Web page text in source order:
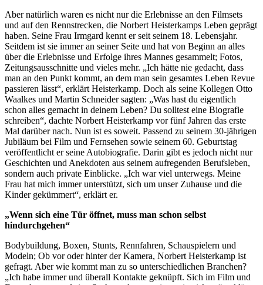
Aber natürlich waren es nicht nur die Erlebnisse an den Filmsets
und auf den Rennstrecken, die Norbert Heisterkamps Leben geprägt
haben. Seine Frau Irmgard kennt er seit seinem 18. Lebensjahr.
Seitdem ist sie immer an seiner Seite und hat von Beginn an alles
über die Erlebnisse und Erfolge ihres Mannes gesammelt; Fotos,
Zeitungsausschnitte und vieles mehr. „Ich hätte nie gedacht, dass
man an den Punkt kommt, an dem man sein gesamtes Leben Revue
passieren lässt“, erklärt Heisterkamp. Doch als seine Kollegen Otto
Waalkes und Martin Schneider sagten: „Was hast du eigentlich
schon alles gemacht in deinem Leben? Du solltest eine Biografie
schreiben“, dachte Norbert Heisterkamp vor fünf Jahren das erste
Mal darüber nach. Nun ist es soweit. Passend zu seinem 30-jährigen
Jubiläum bei Film und Fernsehen sowie seinem 60. Geburtstag
veröffentlicht er seine Autobiografie. Darin gibt es jedoch nicht nur
Geschichten und Anekdoten aus seinem aufregenden Berufsleben,
sondern auch private Einblicke. „Ich war viel unterwegs. Meine
Frau hat mich immer unterstützt, sich um unser Zuhause und die
Kinder gekümmert“, erklärt er.
„Wenn sich eine Tür öffnet, muss man schon selbst
hindurchgehen“
Bodybuildung, Boxen, Stunts, Rennfahren, Schauspielern und
Modeln; Ob vor oder hinter der Kamera, Norbert Heisterkamp ist
gefragt. Aber wie kommt man zu so unterschiedlichen Branchen?
„Ich habe immer und überall Kontakte geknüpft. Sich im Film und